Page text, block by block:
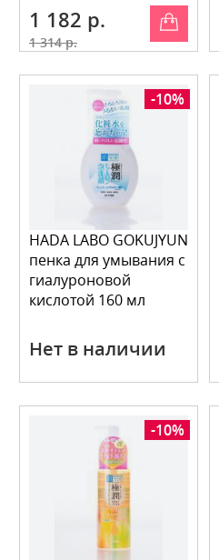
1 182 р.
1 314 р.
-10%
HADA LABO GOKUJYUN
пенка для умывания с
гиалуроновой
кислотой 160 мл
Нет в наличии
-10%